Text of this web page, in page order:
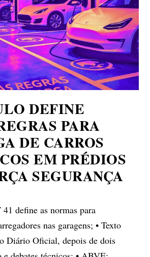
DEFINE
PARA
DE CARROS
EM PRÉDIOS
SEGURANÇA
define as normas para
nas garagens; • Texto
Diário Oficial, depois de dois